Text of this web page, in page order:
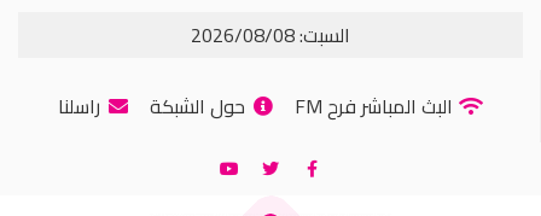
السبت: 2026/08/08
البث المباشر فرح FM
حول الشبكة راسلنا